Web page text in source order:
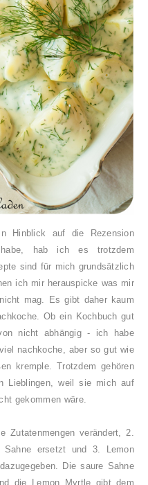
Hinblick auf die Rezension
habe, hab ich es trotzdem
sind für mich grundsätzlich
ich mir herauspicke was mir
mag. Es gibt daher kaum
Ob ein Kochbuch gut
nicht abhängig - ich habe
nachkoche, aber so gut wie
kremple. Trotzdem gehören
Lieblingen, weil sie mich auf
gekommen wäre.
Zutatenmengen verändert, 2.
Sahne ersetzt und 3.
Lemon
Die saure Sahne
die Lemon Myrtle gibt dem